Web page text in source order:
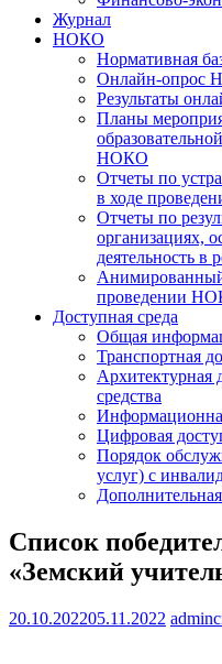
Журнал
НОКО
Нормативная
Онлайн-опрос
Результаты
Планы
НОКО
Отчеты по
в ходе
Отчеты по
организациях,
деятельность в
проведении
Доступная среда
Общая
Транспортная
Архитектурная
средства
Цифровая
Порядок
услуг) с
Список
«Земский
20.10.202205.11.2022